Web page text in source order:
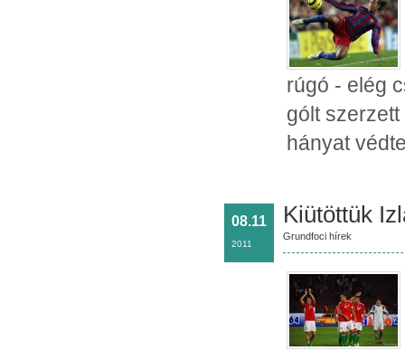
rúgó - elég
gólt
hányat
08.11
2011
Kiütöttük
Grundfoci hírek